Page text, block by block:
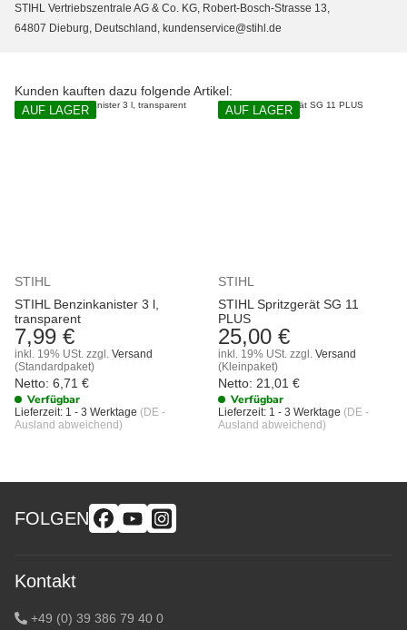
STIHL Vertriebszentrale AG & Co. KG, Robert-Bosch-Strasse 13,
64807 Dieburg, Deutschland, kundenservice@stihl.de
Kunden kauften dazu folgende Artikel:
AUF LAGER
STIHL
STIHL Benzinkanister 3 l,
transparent
7,99 €
inkl. 19% USt. zzgl. Versand
(Standardpaket)
Netto: 6,71 €
Verfügbar
Lieferzeit: 1 - 3 Werktage (DE -
Ausland abweichend)
AUF LAGER
STIHL
STIHL Spritzgerät SG 11
PLUS
25,00 €
inkl. 19% USt. zzgl. Versand
(Kleinpaket)
Netto: 21,01 €
Verfügbar
Lieferzeit: 1 - 3 Werktage (DE -
Ausland abweichend)
FOLGEN
Kontakt
+49 (0) 39 386 79 40 0